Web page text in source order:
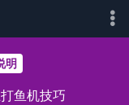
明
鱼机技巧